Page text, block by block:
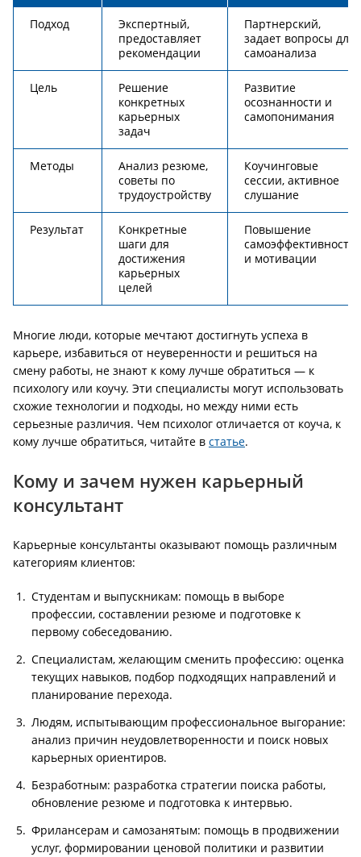
Подход
Экспертный,
предоставляет
рекомендации
Партнерский,
задает вопросы для
самоанализа
Цель
Решение
конкретных
карьерных
задач
Развитие
осознанности и
самопонимания
Методы
Анализ резюме,
советы по
трудоустройству
Коучинговые
сессии, активное
слушание
Результат
Конкретные
шаги для
достижения
карьерных
целей
Повышение
самоэффективности
и мотивации
Многие люди, которые мечтают достигнуть успеха в
карьере, избавиться от неуверенности и решиться на
смену работы, не знают к кому лучше обратиться — к
психологу или коучу. Эти специалисты могут использовать
схожие технологии и подходы, но между ними есть
серьезные различия. Чем психолог отличается от коуча, к
кому лучше обратиться, читайте в статье.
Кому и зачем нужен карьерный
консультант
Карьерные консультанты оказывают помощь различным
категориям клиентов:
Студентам и выпускникам: помощь в выборе
профессии, составлении резюме и подготовке к
первому собеседованию.
Специалистам, желающим сменить профессию: оценка
текущих навыков, подбор подходящих направлений и
планирование перехода.
Людям, испытывающим профессиональное выгорание:
анализ причин неудовлетворенности и поиск новых
карьерных ориентиров.
Безработным: разработка стратегии поиска работы,
обновление резюме и подготовка к интервью.
Фрилансерам и самозанятым: помощь в продвижении
услуг, формировании ценовой политики и развитии